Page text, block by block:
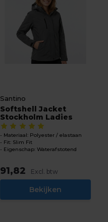
Santino
Softshell Jacket
Stockholm Ladies
Materiaal: Polyester / elastaan
Fit: Slim Fit
Eigenschap: Waterafstotend
91,82 Excl. btw
Bekijken